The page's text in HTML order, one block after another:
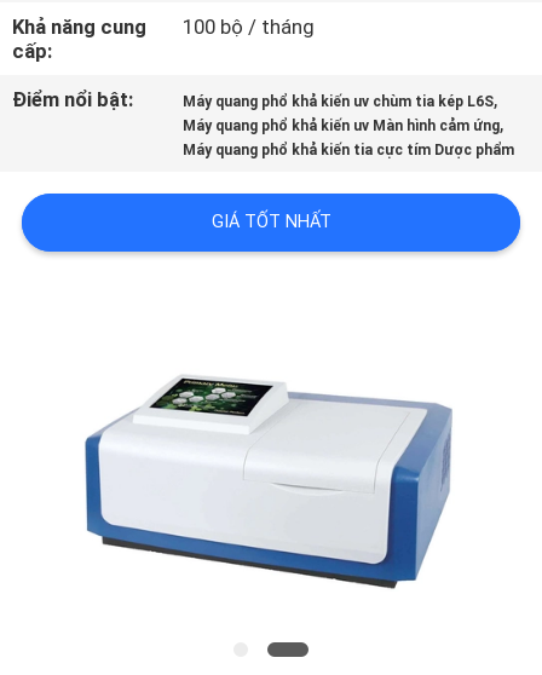
KIỂM
SOÁT
LIÊN
Khả năng cung
cấp:
100 bộ / tháng
Điểm nổi bật: Máy quang phổ khả kiến ​​uv chùm tia kép L6S,
Máy quang phổ khả kiến ​​uv Màn hình cảm ứng,
Máy quang phổ khả kiến ​​tia cực tím Dược phẩm
GIÁ TỐT NHẤT